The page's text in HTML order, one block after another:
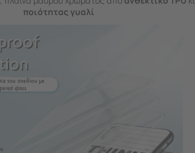
ποιότητας γυαλί